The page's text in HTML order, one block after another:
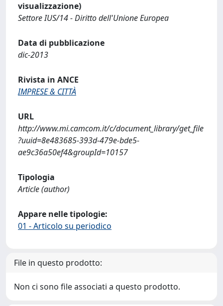
visualizzazione)
Settore IUS/14 - Diritto dell'Unione Europea
Data di pubblicazione
dic-2013
Rivista in ANCE
IMPRESE & CITTÀ
URL
http://www.mi.camcom.it/c/document_library/get_file
?uuid=8e483685-393d-479e-bde5-
ae9c36a50ef4&groupId=10157
Tipologia
Article (author)
Appare nelle tipologie:
01 - Articolo su periodico
File in questo prodotto:
Non ci sono file associati a questo prodotto.